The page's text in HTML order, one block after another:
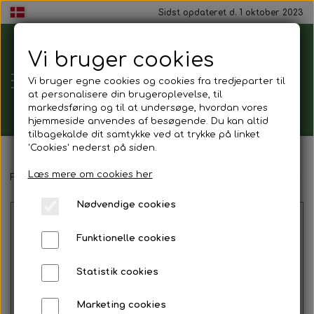
Sidst opdateret d. 1 oktober 2023
Tårnborg
Forsamlingshus
Gavekort
Mad ud af huset
Mindestund
Forside Mad ud af huset Drikkelse
Vi bruger cookies
Vi bruger egne cookies og cookies fra tredjeparter til
at personalisere din brugeroplevelse, til
markedsføring og til at undersøge, hvordan vores
hjemmeside anvendes af besøgende. Du kan altid
tilbagekalde dit samtykke ved at trykke på linket
'Cookies' nederst på siden.
Læs mere om cookies her
Nødvendige cookies
Funktionelle cookies
Statistik cookies
Marketing cookies